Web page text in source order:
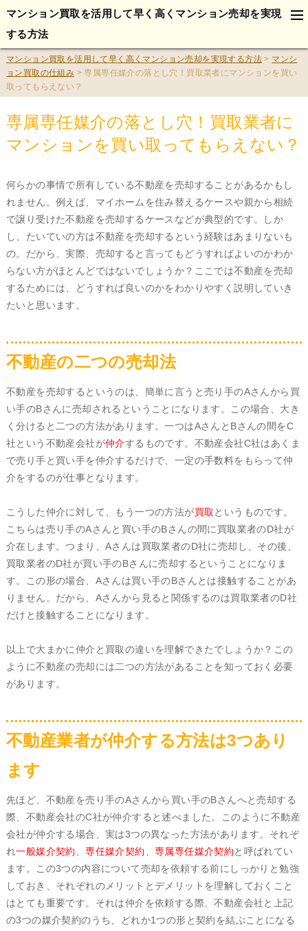
マンション買取を活用して早く高くマンション売却を実現
する方法
マンション買取を活用して早く高くマンション売却を実現する方法> マンシ
ョン買取の仕組み >専属専任媒介の落とし穴！買取業者にマンションを買い
取ってもらえない？
専属専任媒介の落とし穴！買取業者に
マンションを買い取ってもらえない？
何らかの事情で所有している不動産を売却することがあるかもし
れません。例えば、マイホームを住み替えるケースや親から相続
で譲り受けた不動産を売却するケースなどが典型的です。しか
し、たいていの方は不動産を売却するという経験はあまりないも
の。だから、実際、売却すると言ってもどうすればよいのかわか
らない方がほとんどではないでしょうか？ここでは不動産を売却
するためには、どうすれば良いのかをわかりやすく説明していき
たいと思います。
不動産の二つの売却法
不動産を売却するというのは、簡単に言うと売り手のAさんから買
い手のBさんに売却されるということになります。この場合、大き
く分けると二つの方法があります。一つはAさんとBさんの間をC
社という不動産会社が仲介するものです。不動産会社C社はあくま
で売り手と買い手を仲介するだけで、一定の手数料をもらって仲
介をするのが仕事となります。
こうした仲介に対して、もう一つの方法が買取 というものです。
こちらは売り手のAさんと買い手のBさんの間に買取業者のD社が
介在します。つまり、Aさんは買取業者のD社に売却し、その後、
買取業者のD社が買い手のBさんに売却するということになりま
す。この形の場合、Aさんは買い手のBさんとは接触することがあ
りません。だから、Aさんから見ると関係するのは買取業者のD社
だけと接触することになります。
以上で大まかに仲介と買取の違いを理解できたでしょうか？この
ように不動産の売却には二つの方法があることを知っておく必要
があります。
不動産業者が仲介する方法は3つあり
ます
先ほど、不動産を売り手のAさんから買い手のBさんへと売却する
際、不動産会社のC社が仲介すると述べました。このように不動産
会社が仲介する場合、実は3つの異なった方法があります。それぞ
れ一般媒介契約 、専任媒介契約 専属専任媒介契約と呼ばれてい
ます。この3つの内容について売却を依頼する前にしっかりと勉強
しておき、それぞれのメリットとデメリットを理解しておくこと
はとても重要です。それは仲介を依頼する際、不動産会社と上記
の3つの媒介契約のうち、どれか1つの形と契約を結ぶことになる